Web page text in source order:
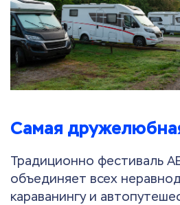
Самая
Традиционно фестиваль
объединяет всех
караванингу и